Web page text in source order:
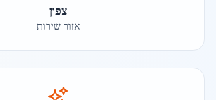
צפון
אזור שירות